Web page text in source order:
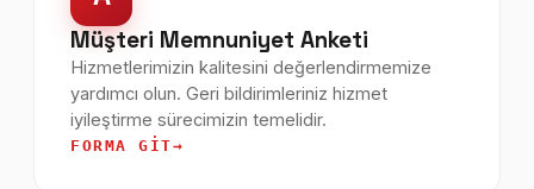
Müşteri Memnuniyet Anketi
Hizmetlerimizin kalitesini değerlendirmemize
yardımcı olun. Geri bildirimleriniz hizmet
iyileştirme sürecimizin temelidir.
FORMA GIT